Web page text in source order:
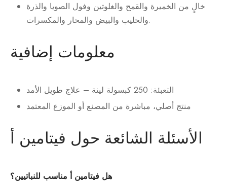
خالٍ من الخميرة والقمح والغلوتين وفول الصويا والذرة
والحليب والبيض والمحار والمكسرات.
معلومات إضافية
التعبئة: 250 كبسولة لينة – علاج طويل الأمد
منتج أصلي، مباشرة من المصنع أو الموزع المعتمد
الأسئلة الشائعة حول فيتامين أ
هل فيتامين أ مناسب للنباتيين؟